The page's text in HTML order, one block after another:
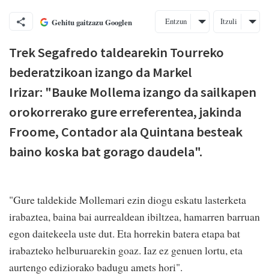
Gehitu gaitzazu Googlen Entzun Itzuli
Trek Segafredo taldearekin Tourreko
bederatzikoan izango da Markel
Irizar: "Bauke Mollema izango da sailkapen
orokorrerako gure erreferentea, jakinda
Froome, Contador ala Quintana besteak
baino koska bat gorago daudela".
"Gure taldekide Mollemari ezin diogu eskatu lasterketa
irabaztea, baina bai aurrealdean ibiltzea, hamarren barruan
egon daitekeela uste dut. Eta horrekin batera etapa bat
irabazteko helburuarekin goaz. Iaz ez genuen lortu, eta
aurtengo ediziorako badugu amets hori".